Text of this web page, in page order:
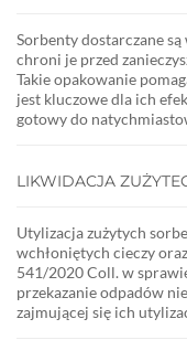
Sorbenty dostarczane są
chroni je przed
Takie opakowanie
jest kluczowe dla ich
gotowy do
LIKWIDACJA
Utylizacja zużytych
wchłoniętych cieczy
541/2020 Coll. w
przekazanie odpadów
zajmującej się ich